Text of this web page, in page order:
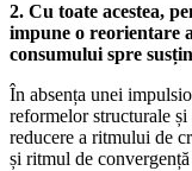
2. Cu toate acestea,
impune o reorientare
consumului spre
În absența unei
reformelor structurale
reducere a ritmului de
și ritmul de